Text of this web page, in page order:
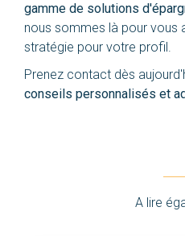
gamme de solutions
nous sommes là pour vous
stratégie pour votre profil.
Prenez contact dès
conseils personnalisés et
A lire